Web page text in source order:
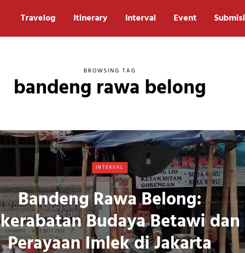
Travelog Itinerary Interval Event Submisi
BROWSING TAG
bandeng rawa belong
INTERVAL
Bandeng Rawa Belong:
Budaya Betawi dan
Perayaan Imlek di Jakarta